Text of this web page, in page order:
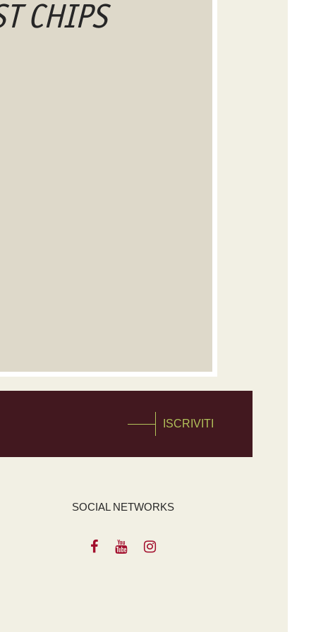
CHIPS
ISCRIVITI
SOCIAL NETWORKS